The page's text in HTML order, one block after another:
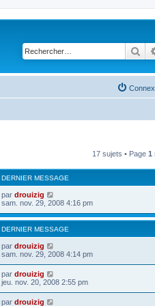
17 sujets • Page 1
DERNIER MESSAGE
par drouizig
sam. nov. 29, 2008 4:16 pm
DERNIER MESSAGE
par drouizig
sam. nov. 29, 2008 4:14 pm
par drouizig
jeu. nov. 20, 2008 2:55 pm
par drouizig